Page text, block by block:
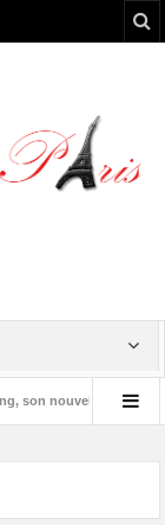
nouvel EP